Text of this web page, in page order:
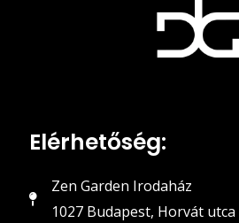
Elérhetőség:
Zen Garden Irodaház
1027 Budapest, Horvát utca